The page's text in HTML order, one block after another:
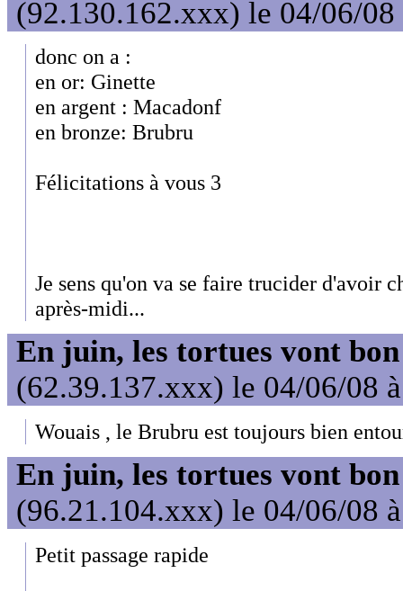
(92.130.162.xxx) le 04/06/08
donc on a :
en or: Ginette
en argent : Macadonf
en bronze: Brubru
Félicitations à vous 3
Je sens qu'on va se faire trucider d'avoir
après-midi...
En juin, les tortues vont
(62.39.137.xxx) le 04/06/08
Wouais , le Brubru est toujours bien
En juin, les tortues vont
(96.21.104.xxx) le 04/06/08
Petit passage rapide